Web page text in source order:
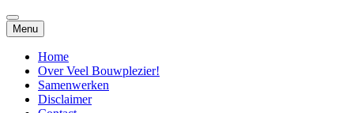
Menu Spring
naar
inhoud
Home
Over Veel Bouwplezier!
Samenwerken
Disclaimer